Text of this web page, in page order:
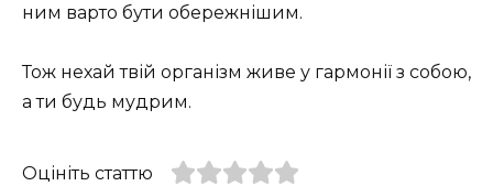
ним варто бути обережнішим.
Тож нехай твій організм живе у гармонії з собою,
а ти будь мудрим.
Оцініть статтю